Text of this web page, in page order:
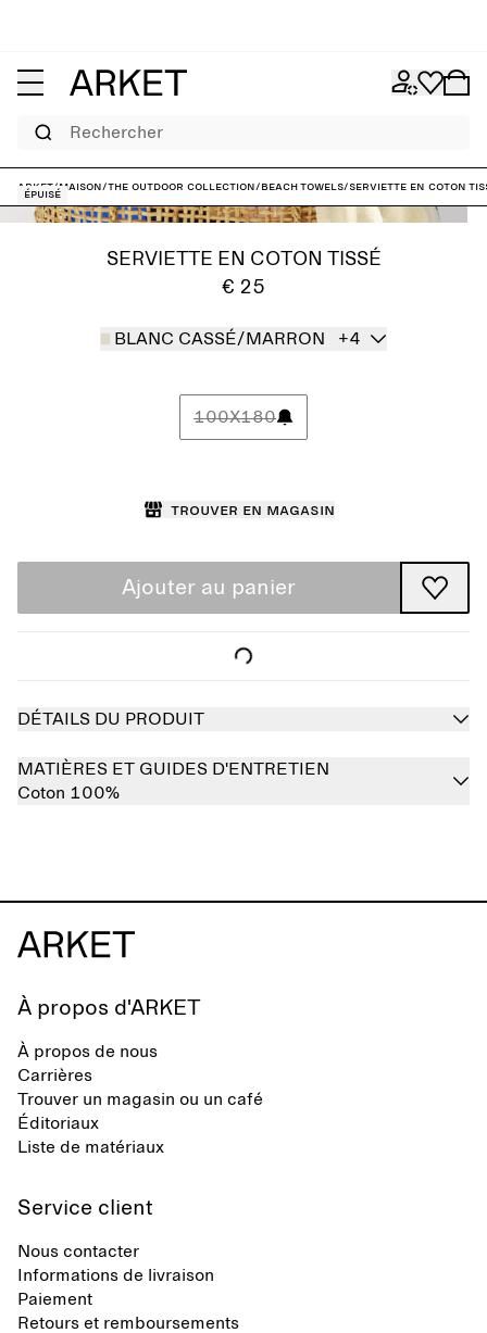
Rechercher
ARKET/Maison/The outdoor collection/Beach Towels/Serviette en coton
Épuisé
SERVIETTE EN COTON TISSÉ
€ 25
BLANC CASSÉ/MARRON +4
100X180
Trouver en magasin
Ajouter au panier
DÉTAILS DU PRODUIT
MATIÈRES ET GUIDES D'ENTRETIEN
Coton 100%
À propos d'ARKET
À propos de nous
Carrières
Trouver un magasin ou un café
Éditoriaux
Liste de matériaux
Service client
Nous contacter
Informations de livraison
Paiement
Retours et remboursements